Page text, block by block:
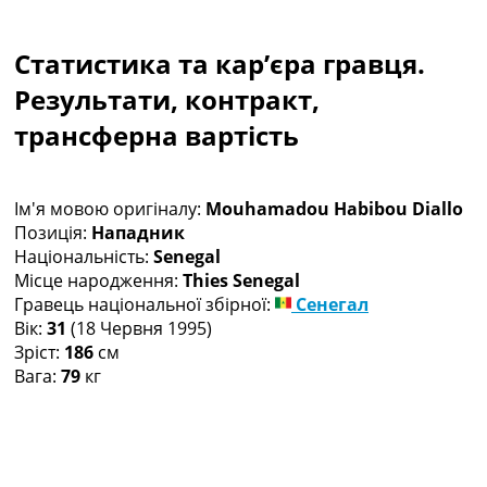
Чемпіонат Світу
Україна. Прем’єр-Ліга
Україна. Перша Ліга
Ліга Чемпіонів
Ще Турніри >>>
Таблиці
Чемпіонат Світу. Турнирні таблиці
Таблиця УПЛ
Перша Ліга
Таблиця АПЛ
Таблиця Ла Ліги
Таблиця Ліги Чемпіонів
Статистика та кар’єра гравця.
Результати, контракт,
трансферна вартість
Ім'я мовою оригіналу: Mouhamadou Habibou Diallo
Позиція: Нападник
Національність: Senegal
Місце народження: Thies Senegal
Гравець національної збірної:
Сенегал
Вік: 31 (18 Червня 1995)
Зріст: 186 см
Вага: 79 кг